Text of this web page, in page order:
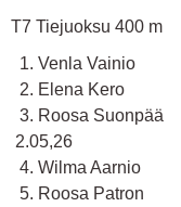
T7 Tiejuoksu 400 m
1. Venla
2. Elena
3. Roosa
2.05,26
4. Wilma
5. Roosa